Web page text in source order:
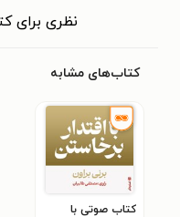
نظری برای
کتاب‌های مشابه
کتاب صوتی با